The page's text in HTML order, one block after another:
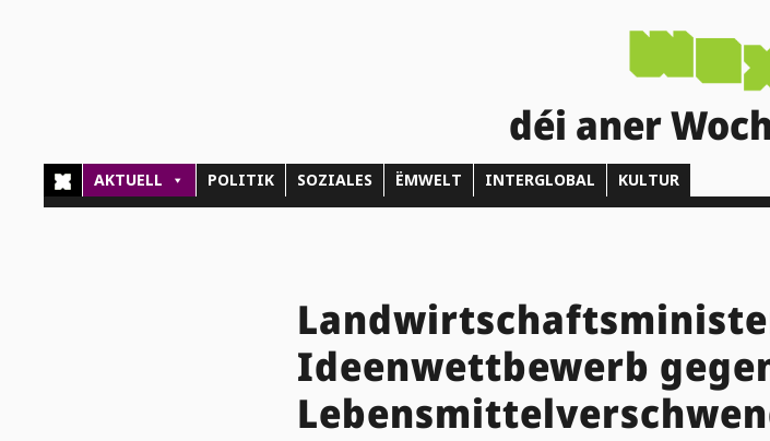
déi aner
AKTUELL POLITIK SOZIALES ËMWELT INTERGLOBAL KULTUR
Ideenwettbewerb